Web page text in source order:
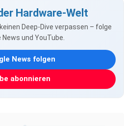
Hardware-Welt
Deep-Dive verpassen – folge
und YouTube.
News folgen
abonnieren